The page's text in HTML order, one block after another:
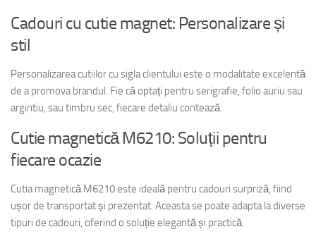
Cadouri cu cutie magnet: Personalizare și
stil
Personalizarea cutiilor cu sigla clientului este o modalitate excelentă
de a promova brandul. Fie că optați pentru serigrafie, folio auriu sau
argintiu, sau timbru sec, fiecare detaliu contează.
Cutie magnetică M6210: Soluții pentru
fiecare ocazie
Cutia magnetică M6210 este ideală pentru cadouri surpriză, fiind
ușor de transportat și prezentat. Aceasta se poate adapta la diverse
tipuri de cadouri, oferind o soluție elegantă și practică.